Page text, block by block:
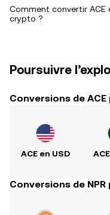
Comment convertir ACE
crypto ?
Poursuivre
Conversions de
ACE en USD
Conversions de